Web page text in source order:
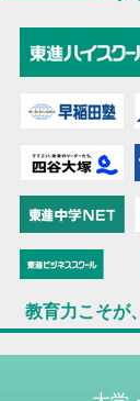
教育力こそが